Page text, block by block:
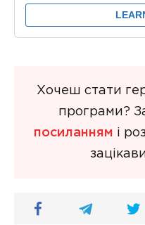
Хочеш стати
програми?
посиланням і